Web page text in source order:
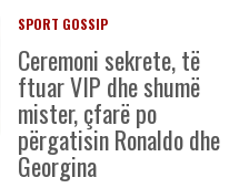
SPORT GOSSIP
Ceremoni sekrete, të
ftuar VIP dhe shumë
mister, çfarë po
përgatisin Ronaldo dhe
Georgina